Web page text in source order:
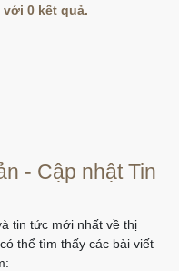
với 0 kết quả.
- Cập nhật Tin
tin tức mới nhất về thị
thể tìm thấy các bài viết